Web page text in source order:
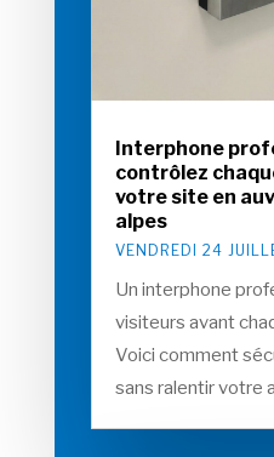
Interphone
contrôlez
votre site en
alpes
VENDREDI 24
Un interphone
visiteurs avant
Voici comment
sans ralentir votre